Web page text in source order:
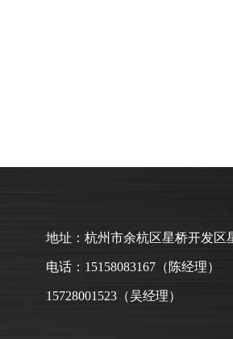
地址：杭州市余杭区星桥开发区
电话：15158083167（陈经理）
15728001523（吴经理）